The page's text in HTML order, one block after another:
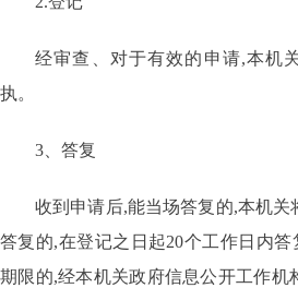
经审查、对于有效的申请,本机
执。
3、答复
收到申请后,能当场答复的,本机关
答复的,在登记之日起20个工作日内
期限的,经本机关政府信息公开工作机